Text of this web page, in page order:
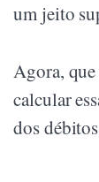
um jeito
Agora,
calcular
dos